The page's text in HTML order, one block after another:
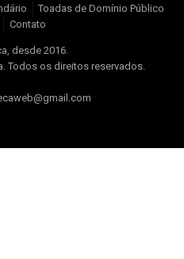
Toadas de Domínio Público
Contato
desde 2016.
Todos os direitos reservados.